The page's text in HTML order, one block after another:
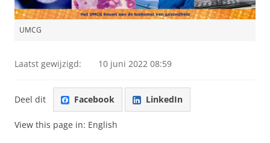
UMCG
Laatst gewijzigd: 10 juni 2022 08:59
Deel dit Facebook LinkedIn
View this page in: English